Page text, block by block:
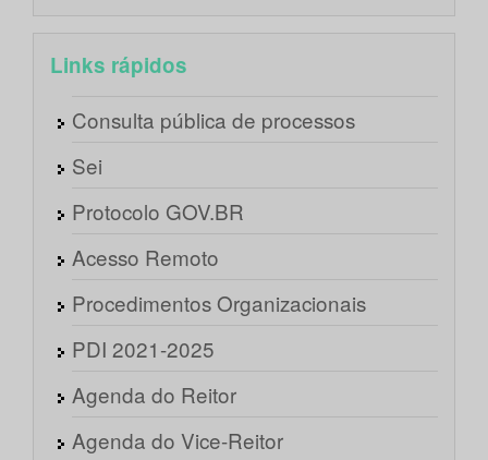
Links rápidos
Consulta pública de processos
Sei
Protocolo GOV.BR
Acesso Remoto
Procedimentos Organizacionais
PDI 2021-2025
Agenda do Reitor
Agenda do Vice-Reitor